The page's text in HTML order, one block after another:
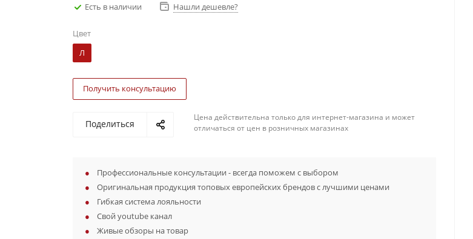
Есть в наличии Нашли дешевле?
Цвет
Л
Получить консультацию
Поделиться
Цена действительна только для интернет-магазина и может
отличаться от цен в розничных магазинах
Профессиональные консультации - всегда поможем с выбором
Оригинальная продукция топовых европейских брендов с лучшими ценами
Гибкая система лояльности
Свой youtube канал
Живые обзоры на товар